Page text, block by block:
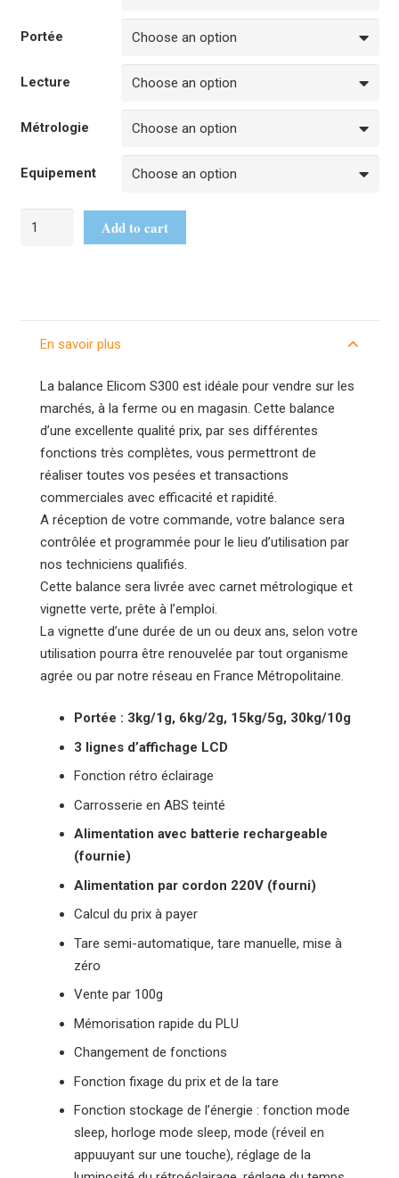
Portée
Lecture
Métrologie
Equipement
Add to cart
En savoir plus
La balance Elicom S300 est idéale pour vendre sur les
marchés, à la ferme ou en magasin. Cette balance
d’une excellente qualité prix, par ses différentes
fonctions très complètes, vous permettront de
réaliser toutes vos pesées et transactions
commerciales avec efficacité et rapidité.
A réception de votre commande, votre balance sera
contrôlée et programmée pour le lieu d’utilisation par
nos techniciens qualifiés.
Cette balance sera livrée avec carnet métrologique et
vignette verte, prête à l’emploi.
La vignette d’une durée de un ou deux ans, selon votre
utilisation pourra être renouvelée par tout organisme
agrée ou par notre réseau en France Métropolitaine.
Portée : 3kg/1g, 6kg/2g, 15kg/5g, 30kg/10g
3 lignes d’affichage LCD
Fonction rétro éclairage
Carrosserie en ABS teinté
Alimentation avec batterie rechargeable
(fournie)
Alimentation par cordon 220V (fourni)
Calcul du prix à payer
Tare semi-automatique, tare manuelle, mise à
zéro
Vente par 100g
Mémorisation rapide du PLU
Changement de fonctions
Fonction fixage du prix et de la tare
Fonction stockage de l’énergie : fonction mode
sleep, horloge mode sleep, mode (réveil en
appuuyant sur une touche), réglage de la